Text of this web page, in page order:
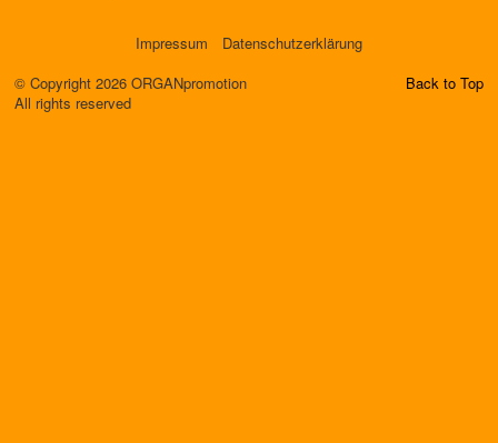
Impressum
Datenschutzerklärung
© Copyright 2026 ORGANpromotion
All rights reserved
Back to Top